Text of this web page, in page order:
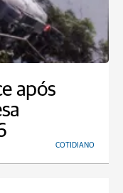
após
COTIDIANO